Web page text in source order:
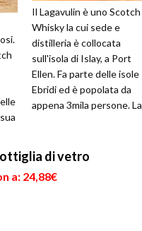
Il Lagavulin è uno Scotch
Whisky la cui sede e
distilleria è collocata
sull'isola di Islay, a Port
Ellen. Fa parte delle isole
Ebridi ed è popolata da
appena 3mila persone. La
di vetro
a: 24,88€